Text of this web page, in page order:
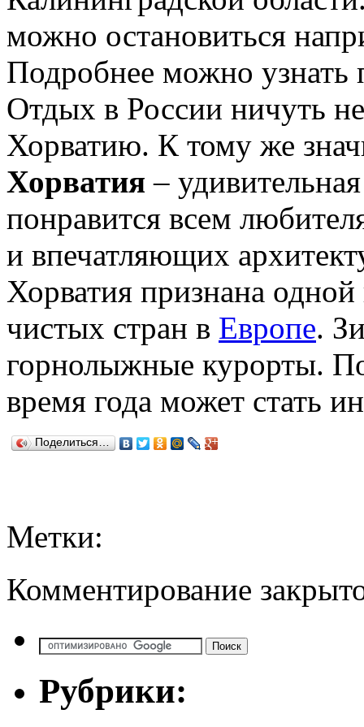
можно остановиться
Подробнее можно узнать
Отдых в России ничуть
Хорватию. К тому же
Хорватия –
понравится всем
и впечатляющих
Хорватия признана одной
чистых стран в Европе.
горнолыжные курорты.
время года может стать
Поделиться…
Метки:
Комментирование
Рубрики: